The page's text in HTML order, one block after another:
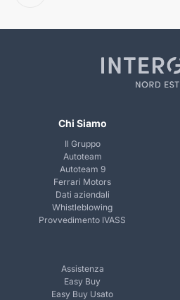
Chi Siamo
Il Gruppo
Autoteam
Autoteam 9
Ferrari Motors
Dati aziendali
Whistleblowing
Provvedimento IVASS
Assistenza
Easy Buy
Easy Buy Usato